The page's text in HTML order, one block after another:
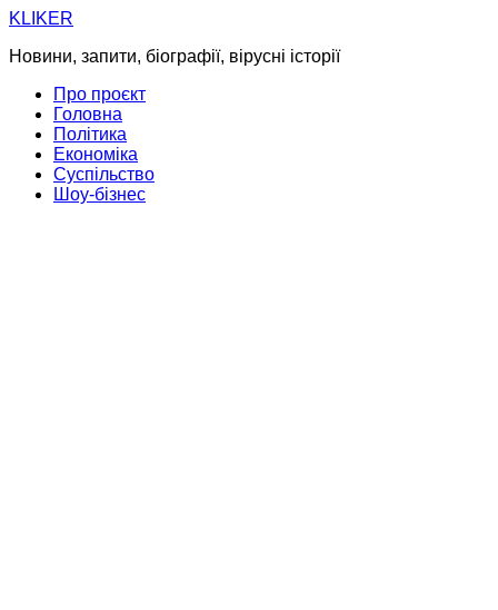
Skip
content
KLIKER
Новини, запити, біографії, вірусні історії
Про проєкт
Головна
Політика
Економіка
Суспільство
Шоу-бізнес